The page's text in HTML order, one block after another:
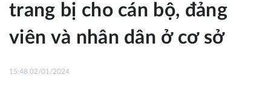
trang bị cho cán bộ, đảng
viên và nhân dân ở cơ sở
15:48 02/01/2024